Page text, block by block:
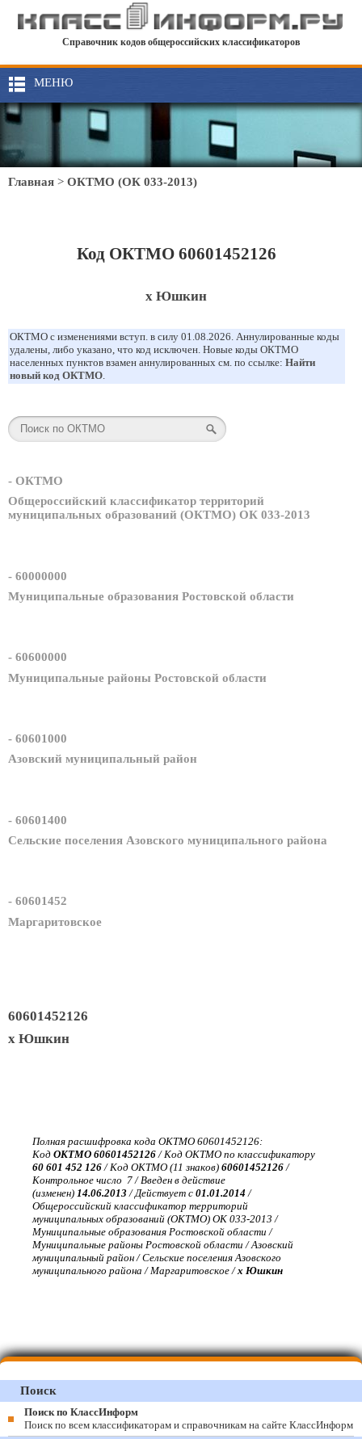
Справочник кодов общероссийских классификаторов
МЕНЮ
Главная > ОКТМО (ОК 033-2013)
Код ОКТМО 60601452126
х Юшкин
ОКТМО с изменениями вступ. в силу 01.08.2026. Аннулированные коды
удалены, либо указано, что код исключен. Новые коды ОКТМО
населенных пунктов взамен аннулированных см. по ссылке: Найти
новый код ОКТМО.
- ОКТМО
Общероссийский классификатор территорий
муниципальных образований (ОКТМО) ОК 033-2013
- 60000000
Муниципальные образования Ростовской области
- 60600000
Муниципальные районы Ростовской области
- 60601000
Азовский муниципальный район
- 60601400
Сельские поселения Азовского муниципального района
- 60601452
Маргаритовское
60601452126
х Юшкин
Полная расшифровка кода ОКТМО 60601452126:
Код ОКТМО 60601452126 / Код ОКТМО по классификатору
60 601 452 126 / Код ОКТМО (11 знаков) 60601452126 /
Контрольное число 7 / Введен в действие
(изменен) 14.06.2013 / Действует с 01.01.2014 /
Общероссийский классификатор территорий
муниципальных образований (ОКТМО) ОК 033-2013 /
Муниципальные образования Ростовской области /
Муниципальные районы Ростовской области / Азовский
муниципальный район / Сельские поселения Азовского
муниципального района / Маргаритовское /х Юшкин
Поиск
Поиск по КлассИнформ
Поиск по всем классификаторам и справочникам на сайте КлассИнформ